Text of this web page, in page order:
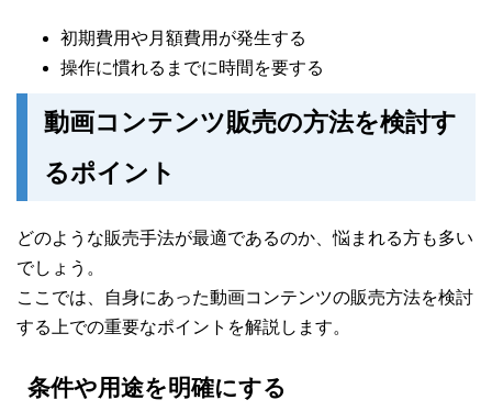
初期費用や月額費用が発生する
操作に慣れるまでに時間を要する
動画コンテンツ販売の方法を検討す
るポイント
どのような販売手法が最適であるのか、悩まれる方も多い
でしょう。
ここでは、自身にあった動画コンテンツの販売方法を検討
する上での重要なポイントを解説します。
条件や用途を明確にする